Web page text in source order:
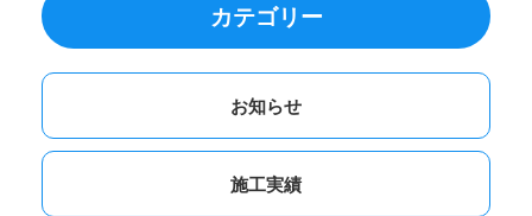
カテゴリー
お知らせ
施工実績